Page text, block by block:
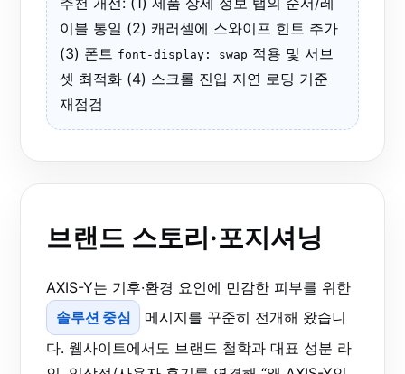
이블 통일 (2) 캐러셀에 스와이프 힌트 추가
(3) 폰트 font-display: swap 적용 및 서브
셋 최적화 (4) 스크롤 진입 지연 로딩 기준
재점검
브랜드 스토리·포지셔닝
AXIS-Y는 기후·환경 요인에 민감한 피부를 위한
솔루션 중심
메시지를 꾸준히 전개해 왔습니
다. 웹사이트에서도 브랜드 철학과 대표 성분 라